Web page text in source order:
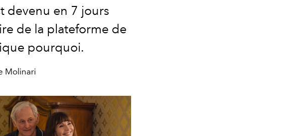
devenu en 7 jours
de la plateforme de
pourquoi.
Molinari